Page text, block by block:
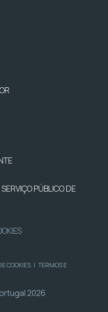
PÚBLICO DE
COOKIES | TERMOS E
2026